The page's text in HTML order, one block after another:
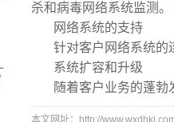
杀和病毒网络系统监测。
网络系统的支持
针对客户网络系统的连
系统扩容和升级
随着客户业务的蓬勃发
本文网址：http://